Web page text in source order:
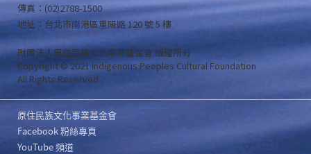
傳真：(02)2788-1500
地址：台北市南港區重陽路 120 號 5 樓
財團法人原住民族文化事業基金會 版權所有
Copyright © 2021 Indigenous Peoples Cultural Foundation
All Rights Reserved .
原住民族文化事業基金會
Facebook 粉絲專頁
YouTube 頻道